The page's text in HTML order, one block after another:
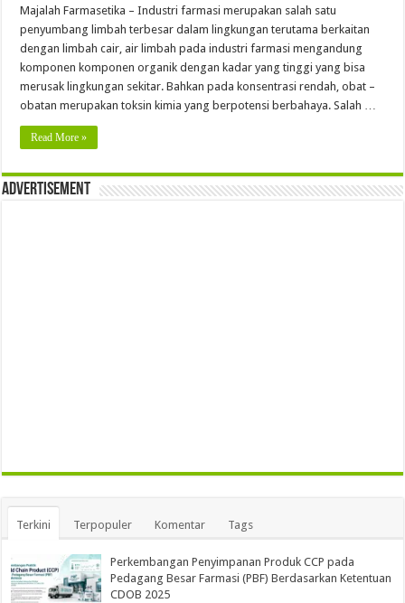
Majalah Farmasetika – Industri farmasi merupakan salah satu
penyumbang limbah terbesar dalam lingkungan terutama berkaitan
dengan limbah cair, air limbah pada industri farmasi mengandung
komponen komponen organik dengan kadar yang tinggi yang bisa
merusak lingkungan sekitar. Bahkan pada konsentrasi rendah, obat –
obatan merupakan toksin kimia yang berpotensi berbahaya. Salah …
Read More »
Advertisement
Terkini Terpopuler Komentar Tags
Perkembangan Penyimpanan Produk CCP pada
Pedagang Besar Farmasi (PBF) Berdasarkan Ketentuan
CDOB 2025